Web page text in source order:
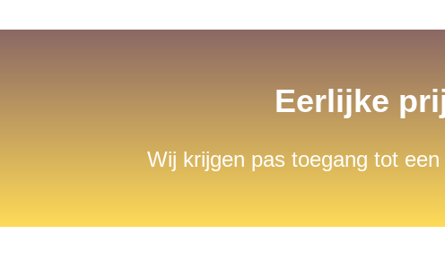
Eerlijke
Wij krijgen pas toegang tot